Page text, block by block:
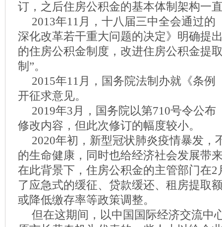
订，之后住房公积金的基本体制架构一
2013年11月，十八届三中全会通过的
深化改革若干重大问题的决定》明确提
的住房公积金制度，改进住房公积金提
制”。
2015年11月，国务院法制办就《条例
开征求意见。
2019年3月，国务院以第710号令公布
修改内容，但此次修订的幅度较小。
2020年初，新型冠状肺炎疫情暴发，
的生命健康，同时也给经济社会发展带
在此背景下，住房公积金的主管部门在
了应急式的缓征、贷款缓还、租房提取
或降低缴存率等政策调整。
但在这期间，以中国国际经济交流中